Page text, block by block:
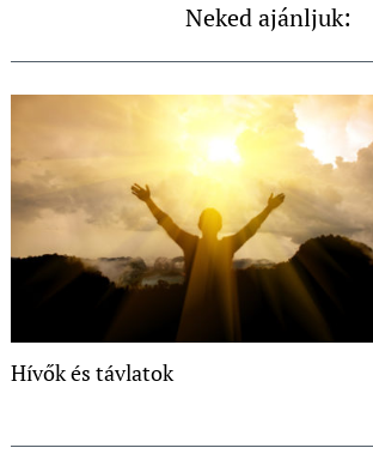
Neked ajánljuk:
Hívők és távlatok